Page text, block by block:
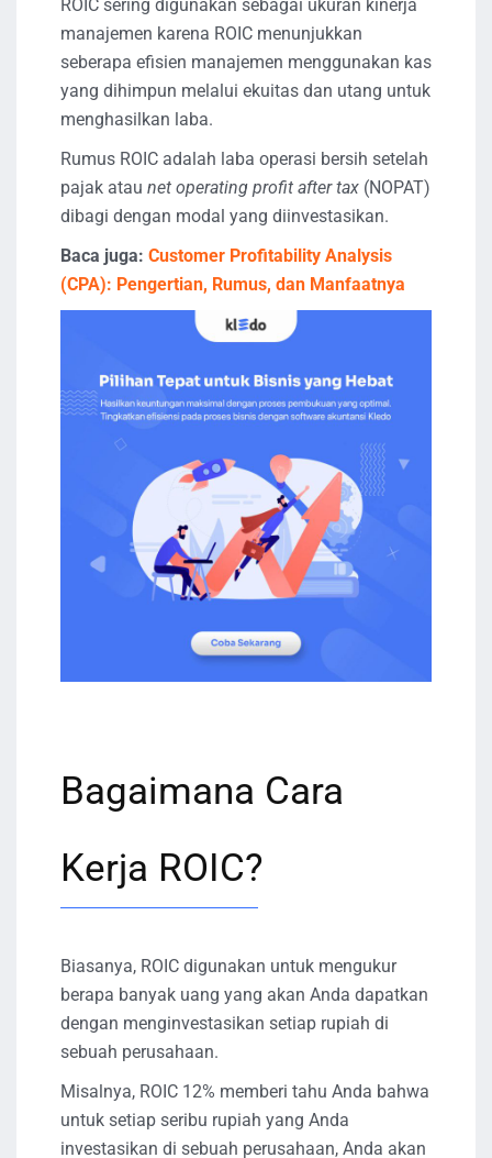
ROIC sering digunakan sebagai ukuran kinerja
manajemen karena ROIC menunjukkan
seberapa efisien manajemen menggunakan kas
yang dihimpun melalui ekuitas dan utang untuk
menghasilkan laba.
Rumus ROIC adalah laba operasi bersih setelah
pajak atau net operating profit after tax (NOPAT)
dibagi dengan modal yang diinvestasikan.
Baca juga: Customer Profitability Analysis
(CPA): Pengertian, Rumus, dan Manfaatnya
Bagaimana Cara
Kerja ROIC?
Biasanya, ROIC digunakan untuk mengukur
berapa banyak uang yang akan Anda dapatkan
dengan menginvestasikan setiap rupiah di
sebuah perusahaan.
Misalnya, ROIC 12% memberi tahu Anda bahwa
untuk setiap seribu rupiah yang Anda
investasikan di sebuah perusahaan, Anda akan